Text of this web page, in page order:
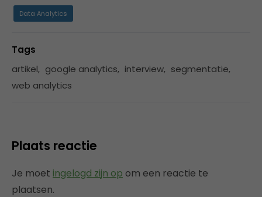
Data Analytics
Tags
artikel, google analytics, interview, segmentatie,
web analytics
Plaats reactie
Je moet ingelogd zijn op om een reactie te
plaatsen.